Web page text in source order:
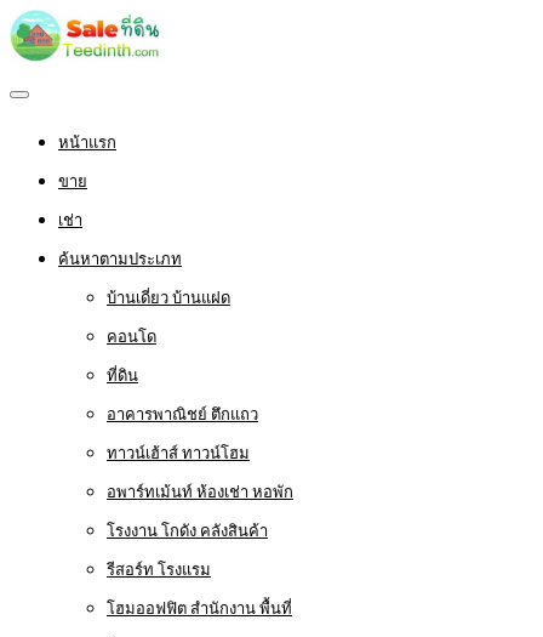
หน้าแรก
ขาย
เช่า
ค้นหาตามประเภท
บ้านเดี่ยว บ้านแฝด
คอนโด
ที่ดิน
อาคารพาณิชย์ ตึกแถว
ทาวน์เฮ้าส์ ทาวน์โฮม
อพาร์ทเม้นท์ ห้องเช่า หอพัก
โรงงาน โกดัง คลังสินค้า
รีสอร์ท โรงแรม
โฮมออฟฟิต สำนักงาน พื้นที่